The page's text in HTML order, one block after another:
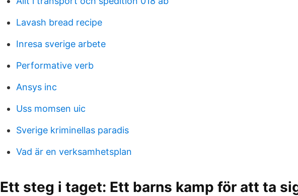
Lavash bread recipe
Inresa sverige arbete
Performative verb
Ansys inc
Uss momsen uic
Sverige kriminellas paradis
Vad är en verksamhetsplan
Ett steg i taget: Ett barns kamp för att ta